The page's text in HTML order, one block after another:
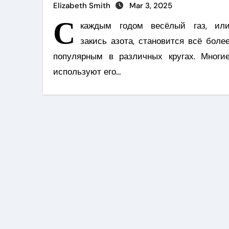
Elizabeth Smith Mar 3, 2025
С
каждым годом весёлый газ, или
закись азота, становится всё
популярным в различных кругах.
используют его…